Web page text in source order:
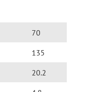
70
135
20.2